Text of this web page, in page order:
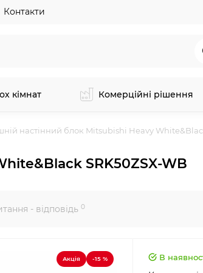
Контакти
кімнат Комерційні рішення
настінний блок Mitsubishi Heavy
SRK50ZSX-WB
- відповідь 0
Акція -15 % В